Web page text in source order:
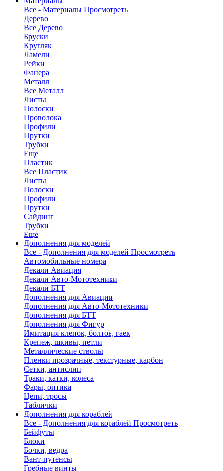
Все - Материалы Просмотреть
Дерево
Все Дерево
Бруски
Кругляк
Ламели
Рейки
Фанера
Металл
Все Металл
Листы
Полоски
Проволока
Профили
Прутки
Трубки
Еще
Пластик
Все Пластик
Листы
Полоски
Профили
Прутки
Сайдинг
Трубки
Еще
Дополнения для моделей
Все - Дополнения для моделей Просмотреть
Автомобильные номера
Декали Авиация
Декали Авто-Мототехники
Декали БТТ
Дополнения для Авиации
Дополнения для Авто-Мототехники
Дополнения для БТТ
Дополнения для Фигур
Имитация клепок, болтов, гаек
Крепеж, шкивы, петли
Металлические стволы
Пленки прозрачные, текстурные, карбон
Сетки, антислип
Траки, катки, колеса
Фары, оптика
Цепи, тросы
Таблички
Дополнения для кораблей
Все - Дополнения для кораблей Просмотреть
Бейфуты
Блоки
Бочки, ведра
Вант-путенсы
Гребные винты